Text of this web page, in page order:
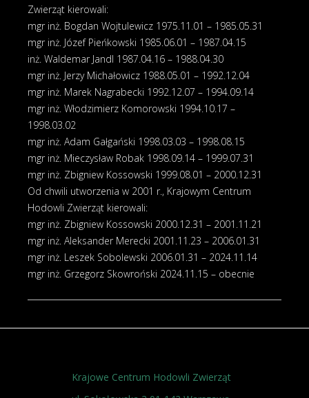
Zwierząt kierowali:
mgr inż. Bogdan Wojtulewicz 1975.11.01 – 1985.05.31
mgr inż. Józef Pieńkowski 1985.06.01 – 1987.04.15
inż. Waldemar Jandl 1987.04.16 – 1988.04.30
mgr inż. Jerzy Michałowicz 1988.05.01 – 1992.12.04
mgr inż. Marek Nagrabecki 1992.12.07 – 1994.09.14
mgr inż. Włodzimierz Komorowski 1994.10.17 –
1998.03.02
mgr inż. Adam Gałgański 1998.03.03 – 1998.08.15
mgr inż. Mieczysław Robak 1998.09.14 – 1999.07.31
mgr inż. Zbigniew Kossowski 1999.08.01 – 2000.12.31
Od chwili utworzenia w 2001 r., Krajowym Centrum
Hodowli Zwierząt kierowali:
mgr inż. Zbigniew Kossowski 2000.12.31 – 2001.11.21
mgr inż. Aleksander Merecki 2001.11.23 – 2006.01.31
mgr inż. Leszek Sobolewski 2006.01.31 – 2024.11.14
mgr inż. Grzegorz Skowroński 2024.11.15 – obecnie
Krajowe Centrum Hodowli Zwierząt